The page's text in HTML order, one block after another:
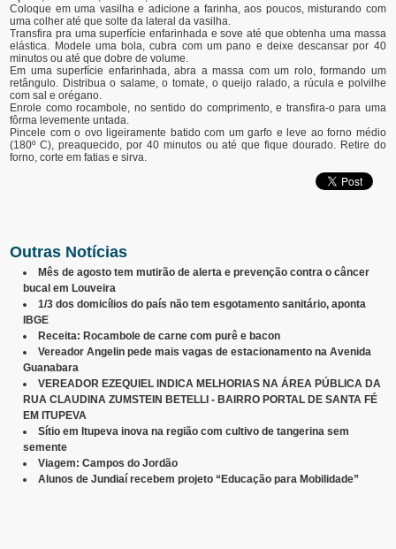
Coloque em uma vasilha e adicione a farinha, aos poucos, misturando com
uma colher até que solte da lateral da vasilha.
Transfira pra uma superfície enfarinhada e sove até que obtenha uma massa
elástica. Modele uma bola, cubra com um pano e deixe descansar por 40
minutos ou até que dobre de volume.
Em uma superfície enfarinhada, abra a massa com um rolo, formando um
retângulo. Distribua o salame, o tomate, o queijo ralado, a rúcula e polvilhe
com sal e orégano.
Enrole como rocambole, no sentido do comprimento, e transfira-o para uma
fôrma levemente untada.
Pincele com o ovo ligeiramente batido com um garfo e leve ao forno médio
(180º C), preaquecido, por 40 minutos ou até que fique dourado. Retire do
forno, corte em fatias e sirva.
Outras Notícias
Mês de agosto tem mutirão de alerta e prevenção contra o câncer
bucal em Louveira
1/3 dos domicílios do país não tem esgotamento sanitário, aponta
IBGE
Receita: Rocambole de carne com purê e bacon
Vereador Angelin pede mais vagas de estacionamento na Avenida
Guanabara
VEREADOR EZEQUIEL INDICA MELHORIAS NA ÁREA PÚBLICA DA
RUA CLAUDINA ZUMSTEIN BETELLI - BAIRRO PORTAL DE SANTA FÉ
EM ITUPEVA
Sítio em Itupeva inova na região com cultivo de tangerina sem
semente
Viagem: Campos do Jordão
Alunos de Jundiaí recebem projeto “Educação para Mobilidade”